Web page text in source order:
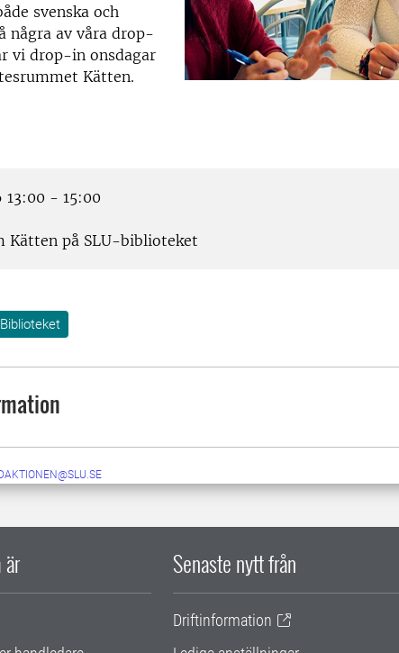
svenska och
några av våra drop-
vi drop-in onsdagar
Kätten.
- 15:00
Kätten på SLU-biblioteket
Biblioteket
Senaste nytt från
Driftinformation